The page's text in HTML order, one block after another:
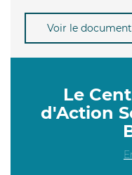
Voir le document
Le
d'Action